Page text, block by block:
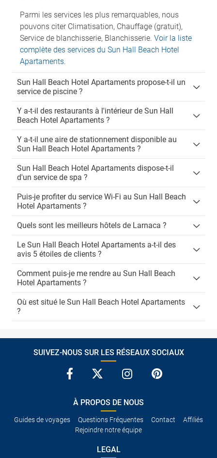
Parmi les services les plus remarquables, nous
pouvons citer Climatisation, Chauffage (gratuit),
Service de blanchisserie, Blanchisserie. Voir la liste
complète des services du Sun Hall Beach Hotel
Apartaments.
Sun Hall Beach Hotel Apartaments propose-t-il un
service de piscine ?
Y a-t-il des restaurants à l'intérieur de Sun Hall
Beach Hotel Apartaments ?
Y a-t-il une aire de stationnement disponible au
Sun Hall Beach Hotel Apartaments ?
Sun Hall Beach Hotel Apartaments dispose-t-il
d'un service de spa ?
Puis-je profiter du service Wi-Fi au Sun Hall Beach
Hotel Apartaments ?
Quels sont les meilleurs hôtels de Larnaca ?
Le Sun Hall Beach Hotel Apartaments a-t-il des
avis 5 étoiles de clients ?
Comment puis-je me rendre au Sun Hall Beach
Hotel Apartaments ?
Où est situé le Sun Hall Beach Hotel Apartaments
?
SUIVEZ-NOUS SUR LES RÉSEAUX SOCIAUX
À PROPOS DE NOUS
Guides de voyages Questions Fréquentes Contact
Affiliés
Rejoindre notre équipe
LEGAL